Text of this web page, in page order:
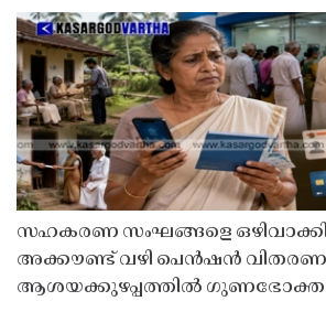
സഹകരണ സംഘങ്ങളെ
അക്കൗണ്ട് വഴി പെൻഷൻ
ആശയക്കുഴപ്പത്തിൽ